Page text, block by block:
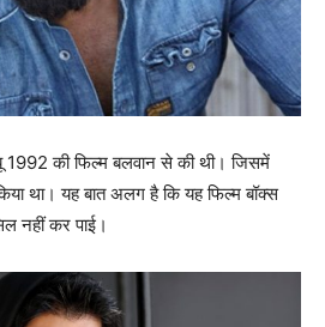
1992 की फिल्म बलवान से की थी। जिसमें
था। यह बात अलग है कि यह फिल्म बॉक्स
नहीं कर पाई।